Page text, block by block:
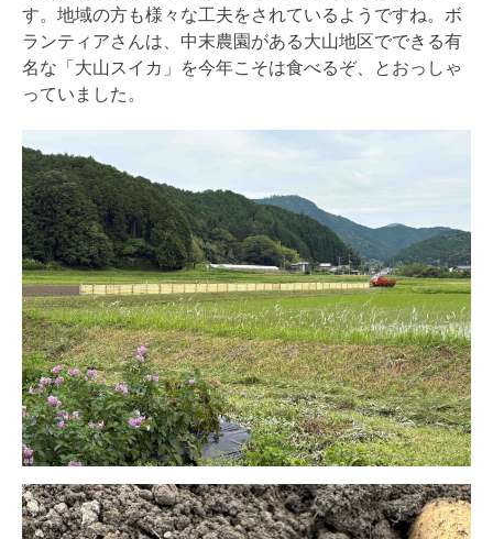
す。地域の方も様々な工夫をされているようですね。ボ
ランティアさんは、 中末農園がある大山地区でできる有
名な「大山スイカ」 を今年こそは食べるぞ、とおっしゃ
っていました。